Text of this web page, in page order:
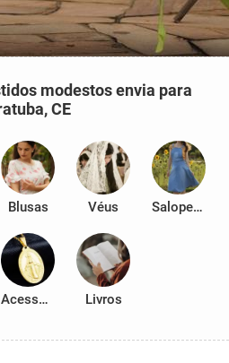
modestos envia para
CE
Blusas Véus Salopetes
Acessórios Livros